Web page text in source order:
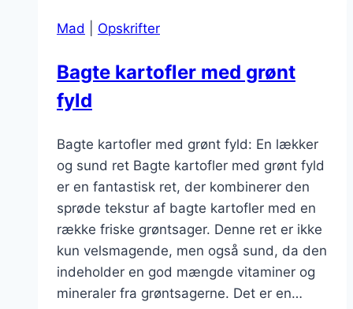
Mad Opskrifter
Bagte kartofler med grønt
fyld
Bagte kartofler med grønt fyld: En lækker
og sund ret Bagte kartofler med grønt fyld
er en fantastisk ret, der kombinerer den
sprøde tekstur af bagte kartofler med en
række friske grøntsager. Denne ret er ikke
kun velsmagende, men også sund, da den
indeholder en god mængde vitaminer og
mineraler fra grøntsagerne. Det er en…